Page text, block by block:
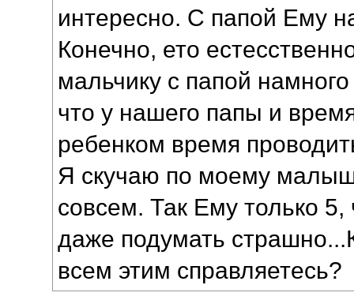
интересно. С папой Ему
Конечно, ето
мальчику с папой
что у нашего папы и
ребенком время
Я скучаю по моему
совсем. Так Ему только 5,
даже подумать
всем этим справляетесь?